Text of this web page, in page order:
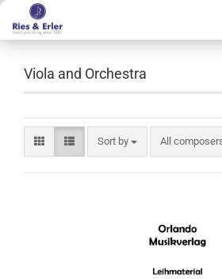
Viola and Orchestra
Sort by All